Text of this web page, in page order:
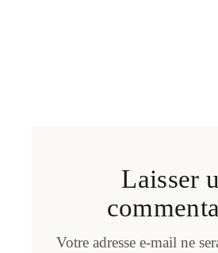
Laisser
Votre adresse e-mail ne